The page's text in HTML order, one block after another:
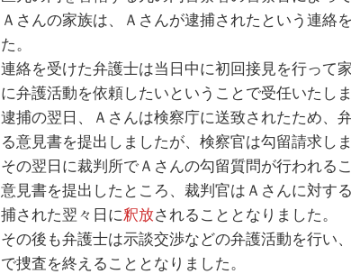
Ａさんの家族は、Ａさんが逮捕されたという連絡
た。
連絡を受けた弁護士は当日中に初回接見を行って
に弁護活動を依頼したいということで受任いたしま
逮捕の翌日、Ａさんは検察庁に送致されたため、
る意見書を提出しましたが、検察官は勾留請求しま
その翌日に裁判所でＡさんの勾留質問が行われる
意見書を提出したところ、裁判官はＡさんに対す
捕された翌々日に釈放されることとなりました。
その後も弁護士は示談交渉などの弁護活動を行い
で捜査を終えることとなりました。